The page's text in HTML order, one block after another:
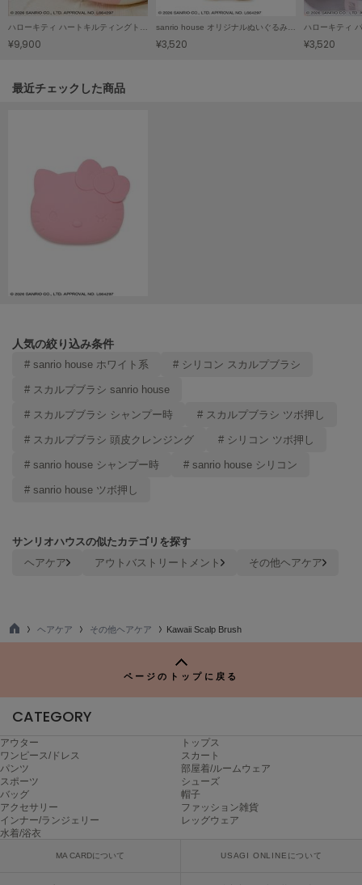
ネズ
ORR
PATRICK
Philly chocolate
poláura
ポローラ
サロモン
sanrio house
サンリオハウス
SESAME STREET MARKET
セサミストリートマーケット
¥9,900 ¥3,520
ハローキティ
¥3,520
関連記事
最近チェックした商品
人気の絞り込み条件
# sanrio house ホワイト系 # シリコン スカルプブラシ
# スカルプブラシ sanrio house
# スカルプブラシ シャンプー時 # スカルプブラシ ツボ押し
# スカルプブラシ 頭皮クレンジング # シリコン ツボ押し
# sanrio house シャンプー時 # sanrio house シリコン
# sanrio house ツボ押し
サンリオハウスの似たカテゴリを探す
ヘアケア アウトバストリートメント その他ヘアケア
TO
ヘアケア その他ヘアケア Kawaii Scalp Brush
ページのトップに戻る
CATEGORY
アウター
トップス
ワンピース/ドレス
スカート
パンツ
部屋着/ルームウェア
スポーツ
シューズ
バッグ
帽子
アクセサリー
ファッション雑貨
インナー/ランジェリー
レッグウェア
水着/浴衣
MA CARDについて USAGI ONLINEについて